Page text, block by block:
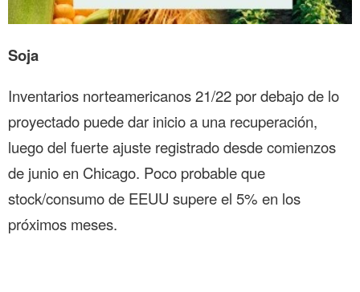
Soja
Inventarios norteamericanos 21/22 por debajo de lo
proyectado puede dar inicio a una recuperación,
luego del fuerte ajuste registrado desde comienzos
de junio en Chicago. Poco probable que
stock/consumo de EEUU supere el 5% en los
próximos meses.